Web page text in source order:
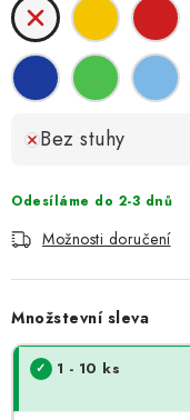
Bez stuhy
Odesíláme do 2-3 dnů
Možnosti doručení
Množstevní sleva
1 - 10 ks